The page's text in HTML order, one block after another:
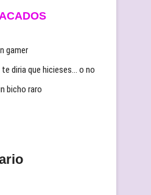
gamer
diria que hicieses… o no
bicho raro